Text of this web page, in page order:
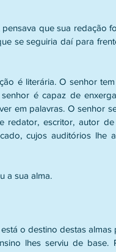
que sua redação
se seguiria daí para
é literária. O senhor
é capaz de
em palavras. O senhor
redator, escritor, autor
cujos auditórios lhe
a sua alma.
o destino destas almas
lhes serviu de base.